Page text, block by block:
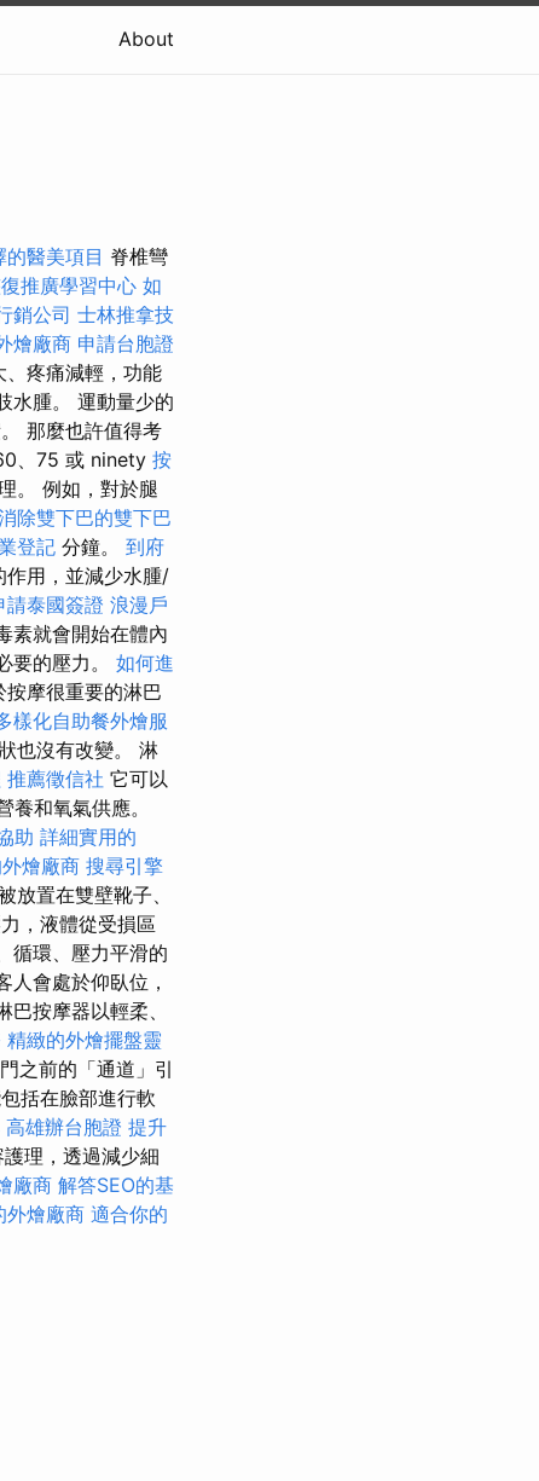
About
醫美項目 脊椎彎
推廣學習中心 如
銷公司 士林推拿技
燴廠商 申請台胞證
疼痛減輕，功能
水腫。 運動量少的
那麼也許值得考
、75 或 ninety 按
。 例如，對於腿
除雙下巴的雙下巴
登記 分鐘。 到府
作用，並減少水腫/
請泰國簽證 浪漫戶
素就會開始在體內
要的壓力。 如何進
摩很重要的淋巴
樣化自助餐外燴服
也沒有改變。 淋
推薦徵信社 它可以
和氧氣供應。
助 詳細實用的
燴廠商 搜尋引擎
放置在雙壁靴子、
，液體從受損區
循環、壓力平滑的
人會處於仰臥位，
巴按摩器以輕柔、
精緻的外燴擺盤靈
之前的「通道」引
括在臉部進行軟
高雄辦台胞證 提升
理，透過減少細
廠商 解答SEO的基
外燴廠商 適合你的